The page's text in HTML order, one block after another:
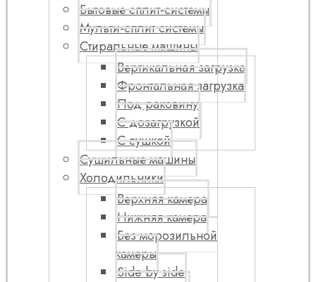
Бытовые сплит-системы
Мульти-сплит системы
Стиральные машины
Вертикальная загрузка
Фронтальная загрузка
Под раковину
С дозагрузкой
С сушкой
Сушильные машины
Холодильники
Верхняя камера
Нижняя камера
Без морозильной
камеры
Side by side